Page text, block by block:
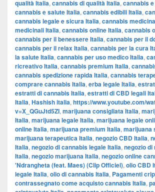
qualità Italia, cannabis di qualità Italia, cannabis
cannabis e salute Italia, cannabis edibili Italia,
cannabis legale e sicura Italia, cannabis
medicinali Italia, cannabis online Italia, cannabis
cannabis per il benessere Italia, cannabis per il
cannabis per il relax Italia, cannabis per la cura
la salute Italia, cannabis per uso medico Italia,
ricreativo Italia, cannabis premium Italia,
cannabis spedizione rapida Italia, cannabis
comprare cannabis Italia, erba legale Italia,
estratti di cannabis Italia, estratti di CBD legali
Italia, Hashish italia, https://www.youtube.com/
v=X_QGuJtd5ZI, marijuana consigliata Italia,
Italia, marijuana legale Italia, marijuana legale
online Italia, marijuana premium Italia, marijuana
marijuana terapeutica Italia, negozio CBD Italia,
Italia, negozio di cannabis legale Italia, negozio di
Italia, negozio marijuana Italia, negozio online
'Ndrangheta (feat. Maes) (Clip Officiel), olio CBD
legale Italia, olio di cannabis Italia, Pagamenti
contrassegnato come acquisto cannabis Italia,